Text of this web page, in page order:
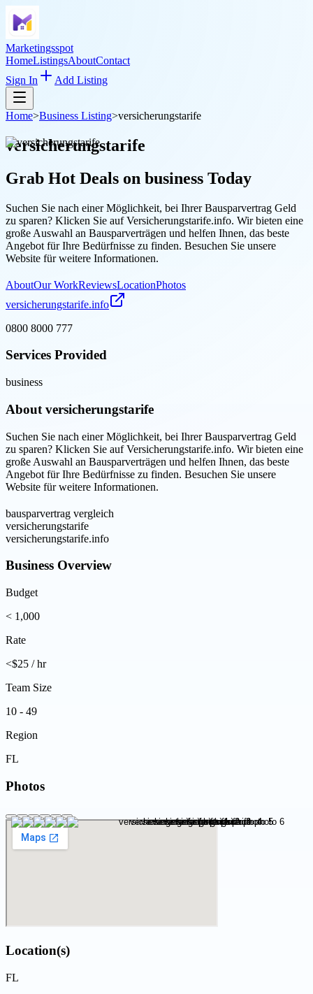
Marketingsspot
HomeListingsAboutContact
Sign In
Add Listing
Home>Business Listing>versicherungstarife
versicherungstarife
Grab Hot Deals on business Today
Suchen Sie nach einer Möglichkeit, bei Ihrer Bausparvertrag Geld
zu sparen? Klicken Sie auf Versicherungstarife.info. Wir bieten eine
große Auswahl an Bausparverträgen und helfen Ihnen, das beste
Angebot für Ihre Bedürfnisse zu finden. Besuchen Sie unsere
Website für weitere Informationen.
AboutOur WorkReviewsLocationPhotos
versicherungstarife.info
0800 8000 777
Services Provided
business
About versicherungstarife
Suchen Sie nach einer Möglichkeit, bei Ihrer Bausparvertrag Geld
zu sparen? Klicken Sie auf Versicherungstarife.info. Wir bieten eine
große Auswahl an Bausparverträgen und helfen Ihnen, das beste
Angebot für Ihre Bedürfnisse zu finden. Besuchen Sie unsere
Website für weitere Informationen.
bausparvertrag vergleich
versicherungstarife
versicherungstarife.info
Business Overview
Budget
< 1,000
Rate
<$25 / hr
Team Size
10 - 49
Region
FL
Photos
Location(s)
FL